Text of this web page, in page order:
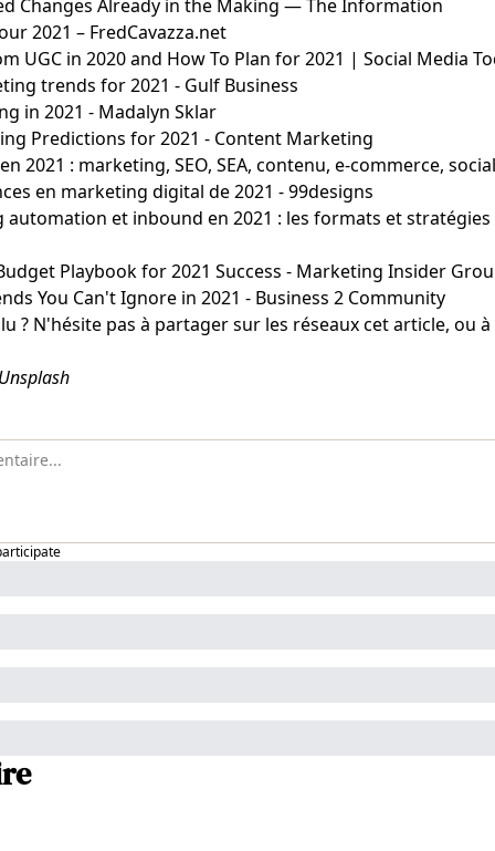
Changes Already in the Making — The Information
2021 – FredCavazza.net
UGC in 2020 and How To Plan for 2021 | Social Media
trends for 2021 - Gulf Business
in 2021 - Madalyn Sklar
Predictions for 2021 - Content Marketing
2021 : marketing, SEO, SEA, contenu, e-commerce,
en marketing digital de 2021 - 99designs
automation et inbound en 2021 : les formats et
Playbook for 2021 Success - Marketing Insider
You Can't Ignore in 2021 - Business 2 Community
? N'hésite pas à partager sur les réseaux cet article, ou